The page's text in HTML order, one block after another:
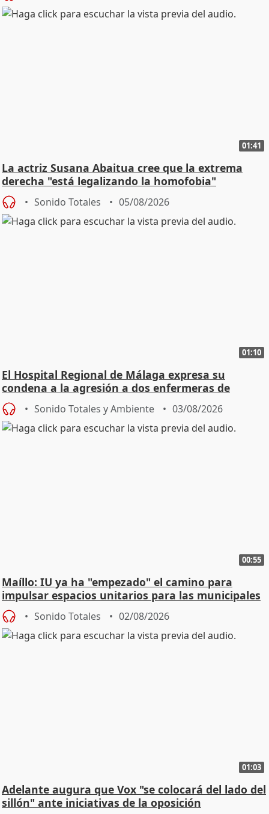
01:41
La actriz Susana Abaitua cree que la extrema
derecha "está legalizando la homofobia"
Sonido Totales 05/08/2026
01:10
El Hospital Regional de Málaga expresa su
condena a la agresión a dos enfermeras de
Urgencias
Sonido Totales y Ambiente 03/08/2026
00:55
Maíllo: IU ya ha "empezado" el camino para
impulsar espacios unitarios para las municipales
Sonido Totales 02/08/2026
01:03
Adelante augura que Vox "se colocará del lado del
sillón" ante iniciativas de la oposición